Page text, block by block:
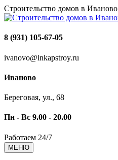
Строительство домов в Иваново
8 (931) 105-67-05
ivanovo@inkapstroy.ru
Иваново
Береговая, ул., 68
Пн - Вс 9.00 - 20.00
Работаем 24/7
МЕНЮ